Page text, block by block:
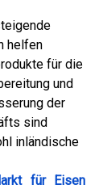
helfen
für die
und
der
sind
inländische
für Eisen